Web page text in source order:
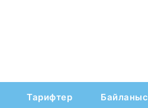
Тарифтер Байланыс